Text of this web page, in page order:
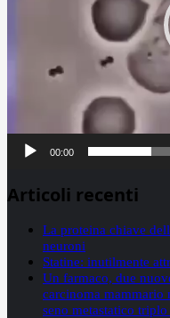
00:00
Articoli recenti
La proteina chiave
neuroni
Statine: inutilmente
Un farmaco, due
carcinoma mammario
seno metastatico